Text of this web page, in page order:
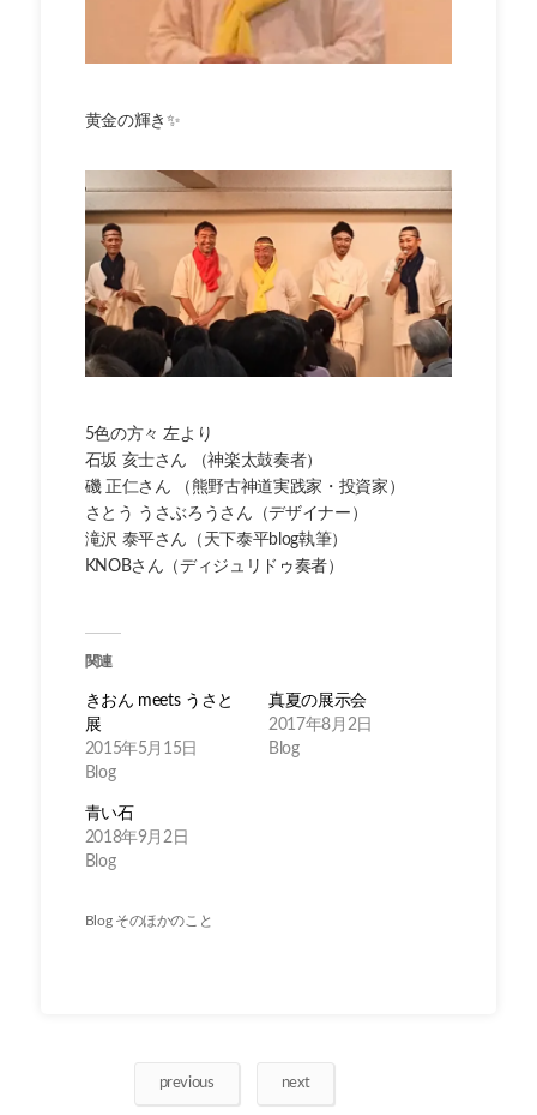
黄金の輝き✨
5色の方々 左より
石坂 亥士さん （神楽太鼓奏者）
磯 正仁さん （熊野古神道実践家・投資家）
さとう うさぶろうさん（デザイナー）
滝沢 泰平さん（天下泰平blog執筆）
KNOBさん（ディジュリドゥ奏者）
関連
きおん meets うさと
展
2015年5月15日
Blog
真夏の展示会
2017年8月2日
Blog
青い石
2018年9月2日
Blog
Blog そのほかのこと
previous next